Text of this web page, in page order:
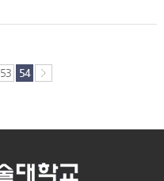
53 54